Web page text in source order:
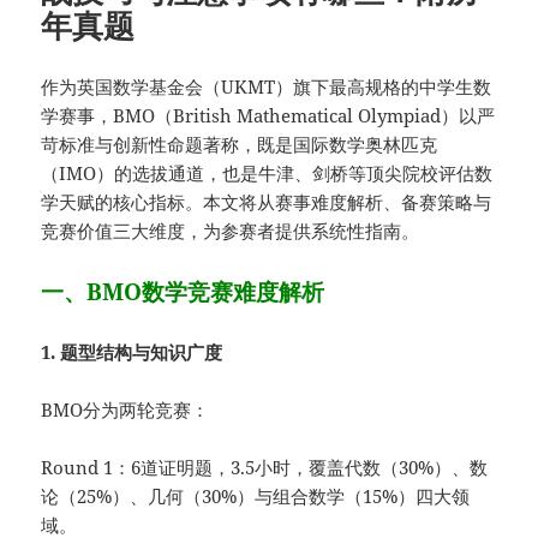
年真题
作为英国数学基金会（UKMT）旗下最高规格的中学生数
学赛事，BMO（British Mathematical Olympiad）以严
苛标准与创新性命题著称，既是国际数学奥林匹克
（IMO）的选拔通道，也是牛津、剑桥等顶尖院校评估数
学天赋的核心指标。本文将从赛事难度解析、备赛策略与
竞赛价值三大维度，为参赛者提供系统性指南。
一、BMO数学竞赛难度解析
1. 题型结构与知识广度
BMO分为两轮竞赛：
Round 1：6道证明题，3.5小时，覆盖代数（30%）、数
论（25%）、几何（30%）与组合数学（15%）四大领
域。